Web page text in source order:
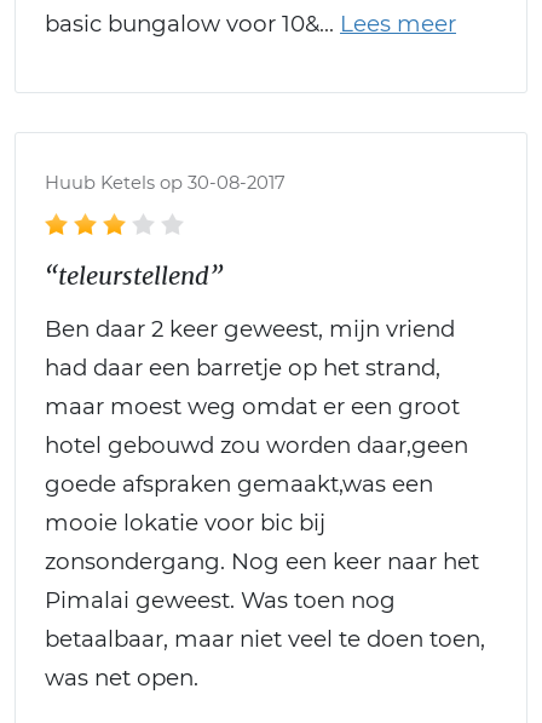
basic bungalow voor 10&
Huub Ketels op 30-08-2017
“teleurstellend”
Ben daar 2 keer geweest, mijn vriend
had daar een barretje op het strand,
maar moest weg omdat er een groot
hotel gebouwd zou worden daar,geen
goede afspraken gemaakt,was een
mooie lokatie voor bic bij
zonsondergang. Nog een keer naar het
Pimalai geweest. Was toen nog
betaalbaar, maar niet veel te doen toen,
was net open.